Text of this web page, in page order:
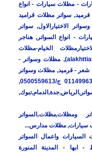
- مظلات سيارات - انواع
سواتر مظلات قراميد
الاختيارالاول, سواتر
- انواع السواتر, هناجر
الخيام-مظلات
مدارس0500559613مظلات قماش الماني(alakhttiar1), مظلات وسواتر -
- قرميد, مظلات وسواتر
الاختيار(الظل الحديث(-فرع التخصصي ت/0114996351 ج/0500559613,
ومظلات,مظلات,السواتر
سيارات,مظلات مدارس...
السيارات واعمال السواتر
- المدينة المنورة